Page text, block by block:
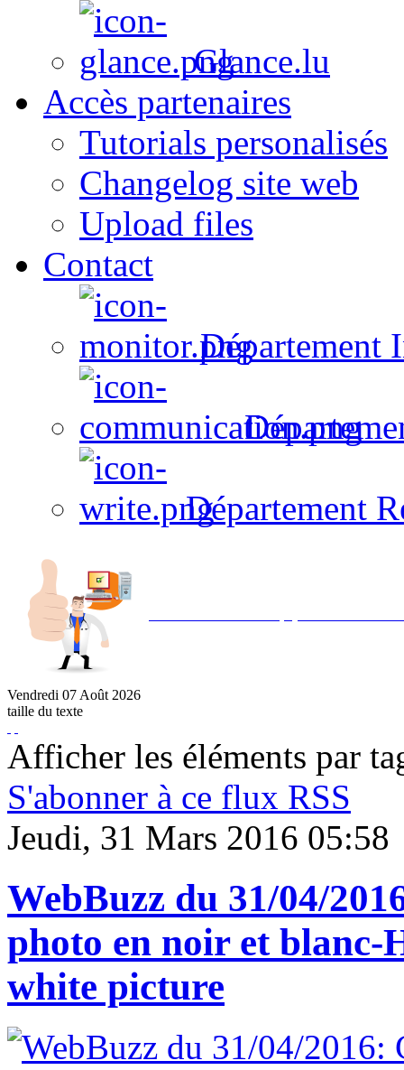
Glance.lu
Accès partenaires
Tutorials personalisés
Changelog site web
Upload files
Contact
Département
Département
Vendredi 07 Août 2026
taille du texte
Afficher les éléments par
S'abonner à ce flux RSS
Jeudi, 31 Mars 2016 05:58
WebBuzz du 31/04/
photo en noir et blanc-
white picture